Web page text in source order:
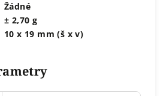
Žádné
± 2,70 g
10 x 19 mm (š x v)